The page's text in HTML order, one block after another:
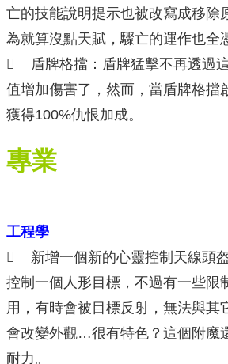
亡的技能說明提示也被改寫成移除
為就算沒點天賦，驟亡的運作也全
 盾牌格擋：盾牌猛擊不再透過
值增加傷害了，然而，當盾牌格擋
獲得100%仇恨加成。
專業
工程學
 新增一個新的心靈控制天線頭
控制一個人形目標，不過有一些限
用，有時會被目標反射，無法與其
會改變外觀…很有特色？這個附魔
耐力。